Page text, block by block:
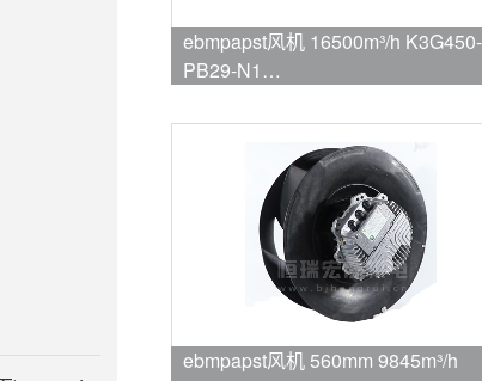
ebmpapst风机 16500m³/h K3G450-
PB29-N1
ebmpapst风机 560mm 9845m³/h